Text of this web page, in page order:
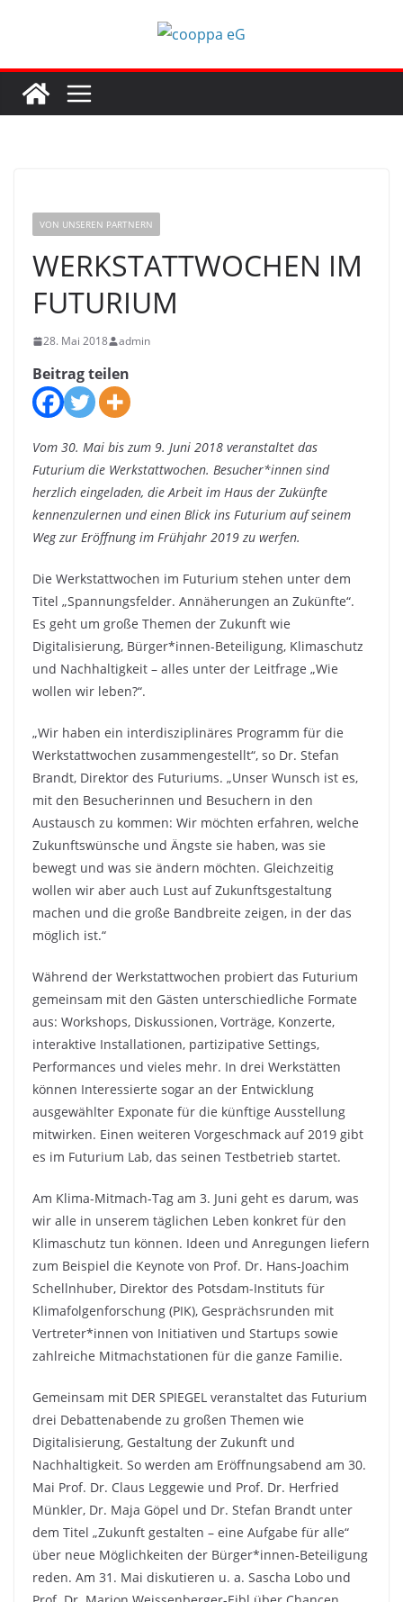
VON UNSEREN PARTNERN
WERKSTATTWOCHEN IM
FUTURIUM
28. Mai 2018 admin
Beitrag teilen
Vom 30. Mai bis zum 9. Juni 2018 veranstaltet das
Futurium die Werkstattwochen. Besucher*innen sind
herzlich eingeladen, die Arbeit im Haus der Zukünfte
kennenzulernen und einen Blick ins Futurium auf seinem
Weg zur Eröffnung im Frühjahr 2019 zu werfen.
Die Werkstattwochen im Futurium stehen unter dem
Titel „Spannungsfelder. Annäherungen an Zukünfte“.
Es geht um große Themen der Zukunft wie
Digitalisierung, Bürger*innen-Beteiligung, Klimaschutz
und Nachhaltigkeit – alles unter der Leitfrage „Wie
wollen wir leben?“.
„Wir haben ein interdisziplinäres Programm für die
Werkstattwochen zusammengestellt“, so Dr. Stefan
Brandt, Direktor des Futuriums. „Unser Wunsch ist es,
mit den Besucherinnen und Besuchern in den
Austausch zu kommen: Wir möchten erfahren, welche
Zukunftswünsche und Ängste sie haben, was sie
bewegt und was sie ändern möchten. Gleichzeitig
wollen wir aber auch Lust auf Zukunftsgestaltung
machen und die große Bandbreite zeigen, in der das
möglich ist.“
Während der Werkstattwochen probiert das Futurium
gemeinsam mit den Gästen unterschiedliche Formate
aus: Workshops, Diskussionen, Vorträge, Konzerte,
interaktive Installationen, partizipative Settings,
Performances und vieles mehr. In drei Werkstätten
können Interessierte sogar an der Entwicklung
ausgewählter Exponate für die künftige Ausstellung
mitwirken. Einen weiteren Vorgeschmack auf 2019 gibt
es im Futurium Lab, das seinen Testbetrieb startet.
Am Klima-Mitmach-Tag am 3. Juni geht es darum, was
wir alle in unserem täglichen Leben konkret für den
Klimaschutz tun können. Ideen und Anregungen liefern
zum Beispiel die Keynote von Prof. Dr. Hans-Joachim
Schellnhuber, Direktor des Potsdam-Instituts für
Klimafolgenforschung (PIK), Gesprächsrunden mit
Vertreter*innen von Initiativen und Startups sowie
zahlreiche Mitmachstationen für die ganze Familie.
Gemeinsam mit DER SPIEGEL veranstaltet das Futurium
drei Debattenabende zu großen Themen wie
Digitalisierung, Gestaltung der Zukunft und
Nachhaltigkeit. So werden am Eröffnungsabend am 30.
Mai Prof. Dr. Claus Leggewie und Prof. Dr. Herfried
Münkler, Dr. Maja Göpel und Dr. Stefan Brandt unter
dem Titel „Zukunft gestalten – eine Aufgabe für alle“
über neue Möglichkeiten der Bürger*innen-Beteiligung
reden. Am 31. Mai diskutieren u. a. Sascha Lobo und